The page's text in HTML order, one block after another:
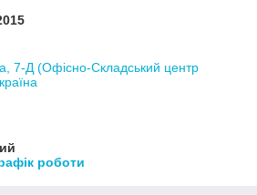
7-Д (Офісно-Складський центр
роботи